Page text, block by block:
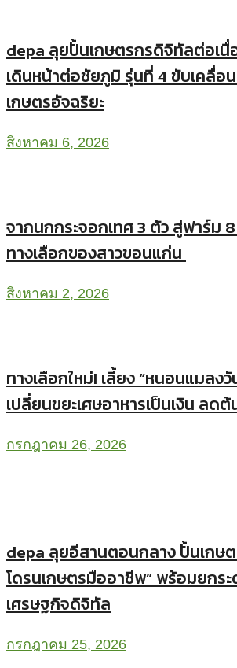
depa ลุยปั้นเกษตรกรดิจิทัลต่อเนื่
เดินหน้าต่อชัยภูมิ รุ่นที่ 4 ขับเคลื่อ
เกษตรอัจฉริยะ
สิงหาคม 6, 2026
จากนกกระจอกเทศ 3 ตัว สู่ฟาร์ม
ทางเลือกของสาวขอนแก่น
สิงหาคม 2, 2026
ทางเลือกใหม่! เลี้ยง “หนอนแมลงวั
เปลี่ยนขยะเศษอาหารเป็นเงิน ลด
กรกฎาคม 26, 2026
depa ลุยอีสานตอนกลาง ปั้นเกษ
โดรนเกษตรมืออาชีพ” พร้อมยกระ
เศรษฐกิจดิจิทัล
กรกฎาคม 25, 2026